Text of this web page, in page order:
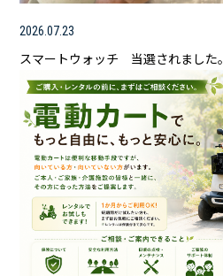
2026.07.23
スマートウォッチ 当選されました。